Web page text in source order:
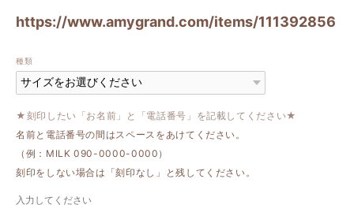
https://www.amygrand.com/items/111392856
種類
★刻印したい「お名前」と「電話番号」を記載してください★
名前と電話番号の間はスペースをあけてください。
（例：MILK 090-0000-0000）
刻印をしない場合は「刻印なし」と残してください。